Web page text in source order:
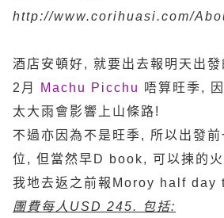
http://www.corihuasi.com/
酒店安頓好, 就要出去報明天出
2月
Machu Picchu
唔算旺季,
太大雨會影響上山條路!
不過亦因為不是旺季, 所以出發
位, 但當然早D book, 可以揀的
我地去返之前報Moroy half day
團費每人USD 245. 包括: